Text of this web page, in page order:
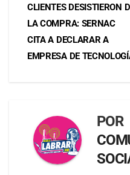
CLIENTES DESISTIERON
LA COMPRA: SERNAC
CITA A DECLARAR A
EMPRESA DE
POR